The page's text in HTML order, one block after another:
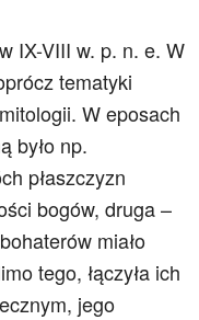
IX-VIII w. p. n. e. W
tematyki
W eposach
było np.
płaszczyzn
bogów, druga –
miało
tego, łączyła ich
jego